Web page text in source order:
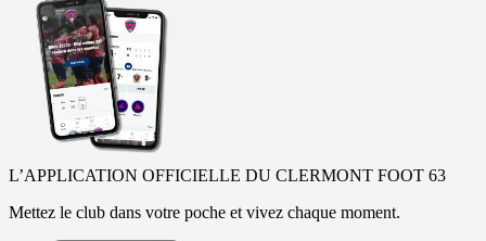
L’APPLICATION OFFICIELLE DU CLERMONT FOOT 63
Mettez le club dans votre poche et vivez chaque moment.